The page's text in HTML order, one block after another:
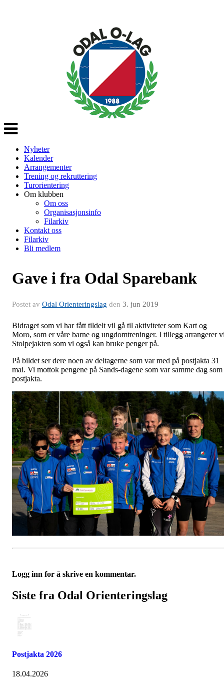
Veksle
navigasjon
Nyheter
Kalender
Arrangementer
Trening og rekruttering
Turorientering
Om klubben
Om oss
Organisasjonsinfo
Filarkiv
Kontakt oss
Filarkiv
Bli medlem
Gave i fra Odal Sparebank
Postet av Odal Orienteringslag den 3. jun 2019
Bidraget som vi har fått tildelt vil gå til aktiviteter som Kart og
Moro, som er våre barne og ungdomtreninger. I tillegg arrangerer
Stolpejakten som vi også kan bruke penger på.
På bildet ser dere noen av deltagerne som var med på postjakta 31
mai. Vi mottok pengene på Sands-dagene som var samme dag som
postjakta.
Logg inn for å skrive en kommentar.
Siste fra Odal Orienteringslag
Postjakta 2026
18.04.2026